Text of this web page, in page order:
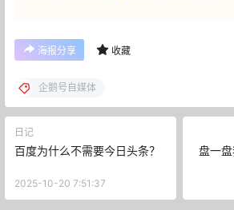
海报分享 收藏
企鹅号自媒体
日记
百度为什么不需要今日头条？
2025-10-20 7:51:37
盘一